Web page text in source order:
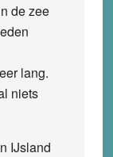
de zee
lang.
niets
IJsland